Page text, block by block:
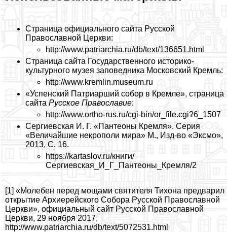
Страница официального сайта Русской
Православной Церкви:
http://www.patriarchia.ru/db/text/136651.html
Страница сайта Государственного историко-
культурного музея заповедника Московский Кремль:
http://www.kremlin.museum.ru
«Успенский Патриарший собор в Кремле», страница
сайта Русское Православие:
http://www.ortho-rus.ru/cgi-bin/or_file.cgi?6_1507
Сергиевская И. Г. «Пантеоны Кремля». Серия
«Величайшие некрополи мира» М., Изд-во «Эксмо»,
2013, С. 16.
https://kartaslov.ru/книги/
Сергиевская_И_Г_Пантеоны_Кремля/2
[1] «Молебен перед мощами святителя Тихона предварил
открытие Архиерейского Собора Русской Православной
Церкви», официальный сайт Русской Православной
Церкви, 29 ноября 2017,
http://www.patriarchia.ru/db/text/5072531.html